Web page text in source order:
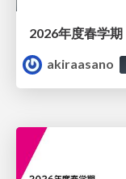
akiraasano